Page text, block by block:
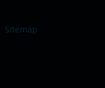
Sitemap